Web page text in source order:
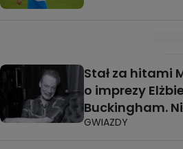
Stał za hitami
o imprezy
Buckingham.
GWIAZDY